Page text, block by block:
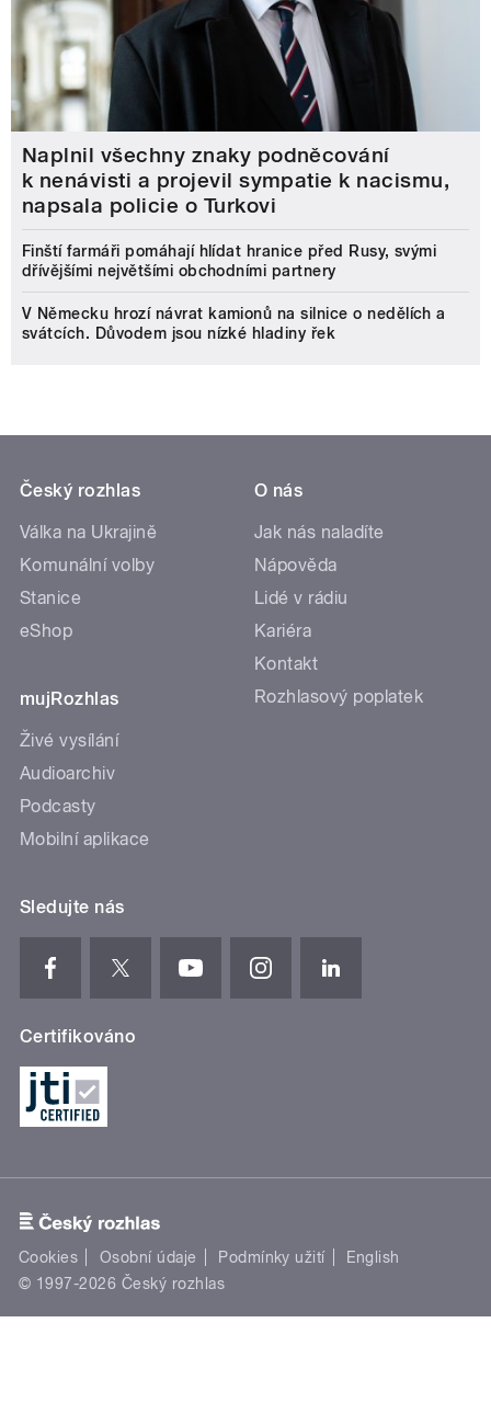
Naplnil všechny znaky podněcování
k nenávisti a projevil sympatie k nacismu,
napsala policie o Turkovi
Finští farmáři pomáhají hlídat hranice před Rusy, svými
dřívějšími největšími obchodními partnery
V Německu hrozí návrat kamionů na silnice o nedělích a
svátcích. Důvodem jsou nízké hladiny řek
Český rozhlas
Válka na Ukrajině
Komunální volby
Stanice
eShop
mujRozhlas
Živé vysílání
Audioarchiv
Podcasty
Mobilní aplikace
O nás
Jak nás naladíte
Nápověda
Lidé v rádiu
Kariéra
Kontakt
Rozhlasový poplatek
Sledujte nás
Certifikováno
Cookies Osobní údaje Podmínky užití
English
© 1997-2026 Český rozhlas